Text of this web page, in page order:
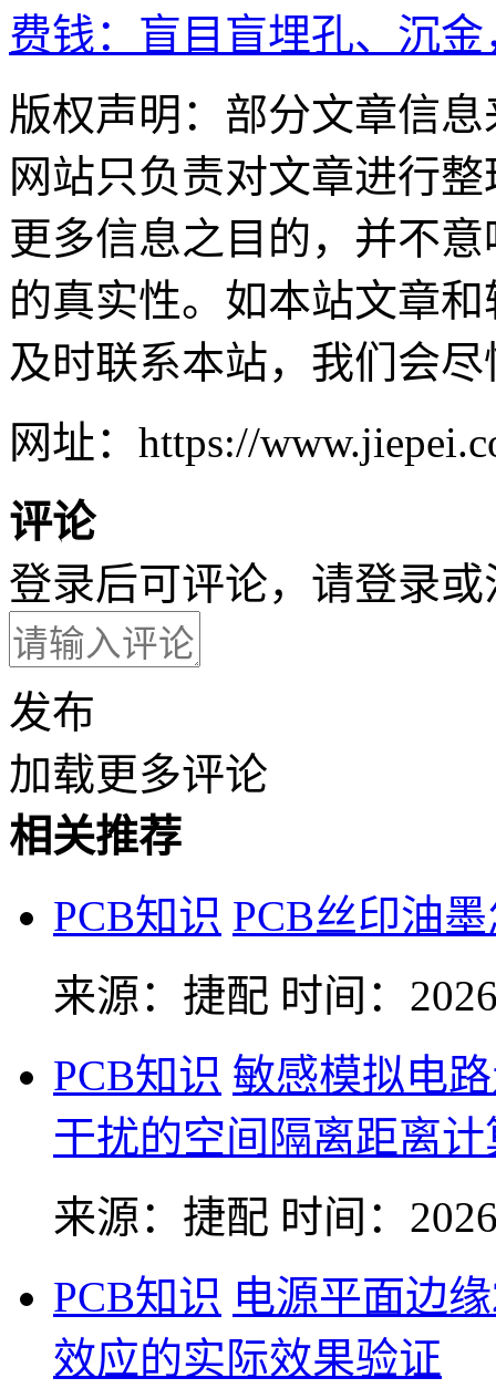
费钱：盲目盲埋孔、沉
版权声明：部分文章信
网站只负责对文章进行
更多信息之目的，并不
的真实性。如本站文章
及时联系本站，我们会
网址：https://
评论
登录后可评论，请登录或
发布
加载更多评论
相关推荐
PCB知识 PCB丝印油
来源：捷配 时间：
PCB知识 敏感模拟电
干扰的空间隔离距离计
来源：捷配 时间：
PCB知识 电源平面边
效应的实际效果验证